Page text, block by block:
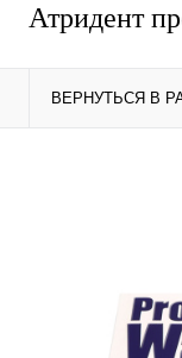
Атридент
ВЕРНУТЬСЯ В